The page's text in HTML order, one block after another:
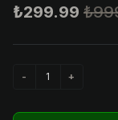
₺299.99